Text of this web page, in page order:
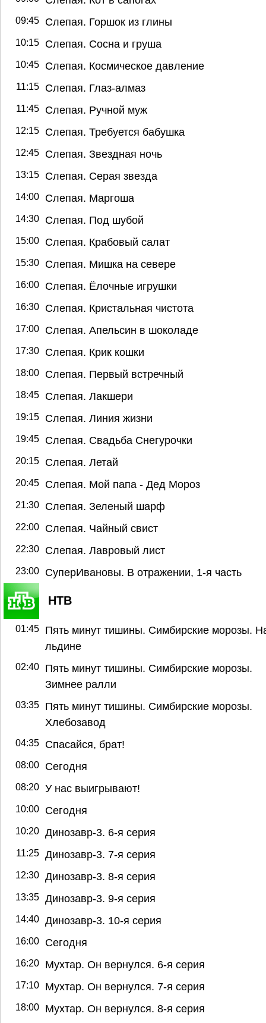
09:45 Слепая. Горшок из глины
10:15 Слепая. Сосна и груша
10:45 Слепая. Космическое давление
11:15 Слепая. Глаз-алмаз
11:45 Слепая. Ручной муж
12:15 Слепая. Требуется бабушка
12:45 Слепая. Звездная ночь
13:15 Слепая. Серая звезда
14:00 Слепая. Маргоша
14:30 Слепая. Под шубой
15:00 Слепая. Крабовый салат
15:30 Слепая. Мишка на севере
16:00 Слепая. Ёлочные игрушки
16:30 Слепая. Кристальная чистота
17:00 Слепая. Апельсин в шоколаде
17:30 Слепая. Крик кошки
18:00 Слепая. Первый встречный
18:45 Слепая. Лакшери
19:15 Слепая. Линия жизни
19:45 Слепая. Свадьба Снегурочки
20:15 Слепая. Летай
20:45 Слепая. Мой папа - Дед Мороз
21:30 Слепая. Зеленый шарф
22:00 Слепая. Чайный свист
22:30 Слепая. Лавровый лист
23:00 СуперИвановы. В отражении, 1-я часть
НТВ
01:45
Пять минут тишины. Симбирские морозы.
льдине
02:40
Пять минут тишины. Симбирские морозы.
Зимнее ралли
03:35
Пять минут тишины. Симбирские морозы.
Хлебозавод
04:35 Спасайся, брат!
08:00 Сегодня
08:20 У нас выигрывают!
10:00 Сегодня
10:20 Динозавр-3. 6-я серия
11:25 Динозавр-3. 7-я серия
12:30 Динозавр-3. 8-я серия
13:35 Динозавр-3. 9-я серия
14:40 Динозавр-3. 10-я серия
16:00 Сегодня
16:20 Мухтар. Он вернулся. 6-я серия
17:10 Мухтар. Он вернулся. 7-я серия
18:00 Мухтар. Он вернулся. 8-я серия